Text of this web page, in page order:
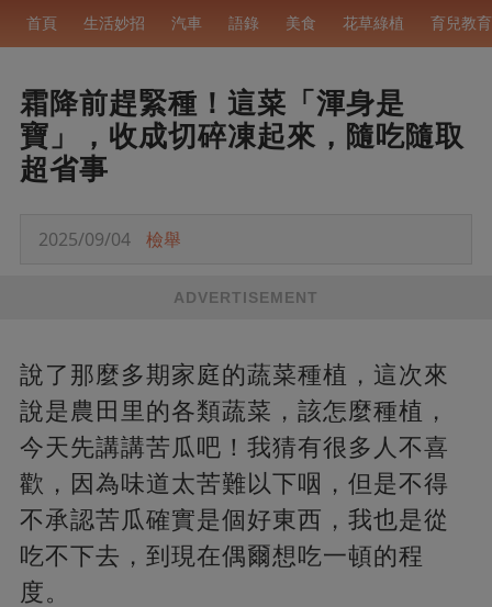
首頁 生活妙招 汽車 語錄 美食 花草綠植 育兒教育
霜降前趕緊種！這菜「渾身是
寶」，收成切碎凍起來，隨吃隨取
超省事
2025/09/04 檢舉
ADVERTISEMENT
說了那麼多期家庭的蔬菜種植，這次來
說是農田里的各類蔬菜，該怎麼種植，
今天先講講苦瓜吧！我猜有很多人不喜
歡，因為味道太苦難以下咽，但是不得
不承認苦瓜確實是個好東西，我也是從
吃不下去，到現在偶爾想吃一頓的程
度。